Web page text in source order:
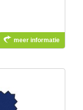
meer informatie